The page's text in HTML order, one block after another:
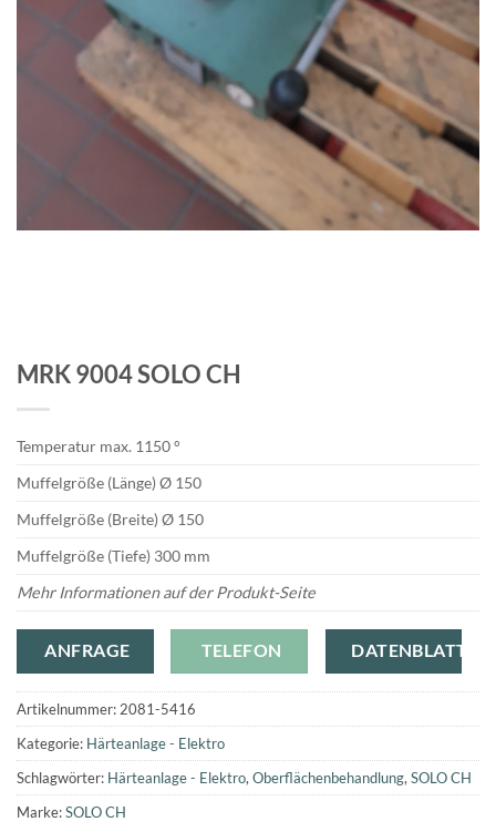
MRK 9004 SOLO CH
Temperatur max. 1150 °
Muffelgröße (Länge) Ø 150
Muffelgröße (Breite) Ø 150
Muffelgröße (Tiefe) 300 mm
Mehr Informationen auf der Produkt-Seite
ANFRAGE TELEFON DATENBLATT
Artikelnummer: 2081-5416
Kategorie: Härteanlage - Elektro
Schlagwörter: Härteanlage - Elektro, Oberflächenbehandlung, SOLO CH
Marke:SOLO CH